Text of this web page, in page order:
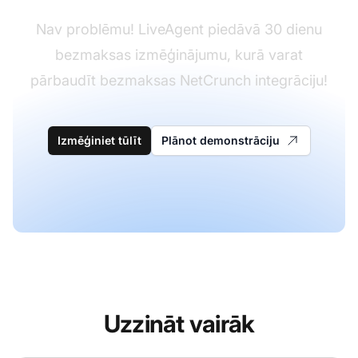
Nav problēmu! LiveAgent piedāvā 30 dienu
bezmaksas izmēģinājumu, kurā varat
pārbaudīt bezmaksas NetCrunch integrāciju!
Izmēģiniet tūlīt Plānot demonstrāciju
Uzzināt vairāk